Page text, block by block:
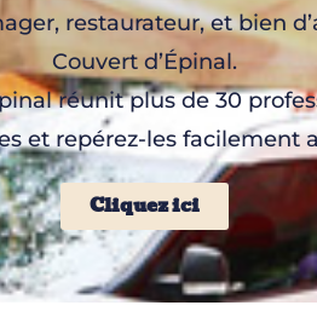
restaurateur, et bien
Couvert d’Épinal.
réunit plus de 30
et repérez-les facilement
Cliquez ici